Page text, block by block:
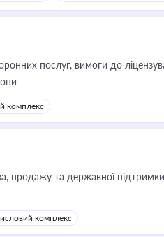
послуг, вимоги до
комплекс
продажу та державної підтримки
комплекс